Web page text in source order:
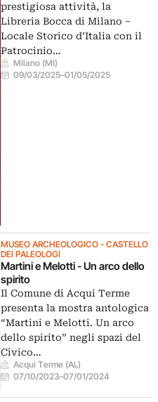
prestigiosa attività, la
Libreria Bocca di Milano –
Locale Storico d’Italia con il
Patrocinio…
Milano (MI)
09/03/2025–01/05/2025
MUSEO ARCHEOLOGICO - CASTELLO
DEI PALEOLOGI
Martini e Melotti - Un arco dello
spirito
Il Comune di Acqui Terme
presenta la mostra antologica
“Martini e Melotti. Un arco
dello spirito” negli spazi del
Civico…
Acqui Terme (AL)
07/10/2023–07/01/2024